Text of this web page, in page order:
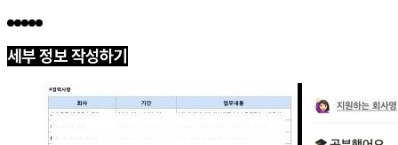
세부 정보 작성하기